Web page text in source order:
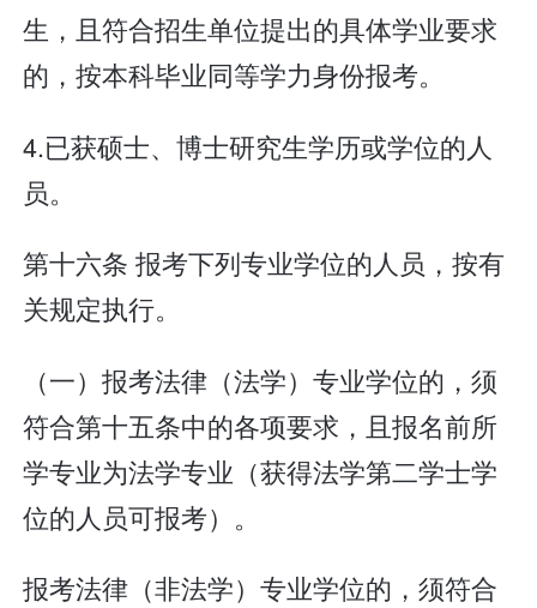
生，且符合招生单位提出的具体学业要求
的，按本科毕业同等学力身份报考。
4.已获硕士、博士研究生学历或学位的人
员。
第十六条 报考下列专业学位的人员，按有
关规定执行。
（一）报考法律（法学）专业学位的，须
符合第十五条中的各项要求，且报名前所
学专业为法学专业（获得法学第二学士学
位的人员可报考）。
报考法律（非法学）专业学位的，须符合